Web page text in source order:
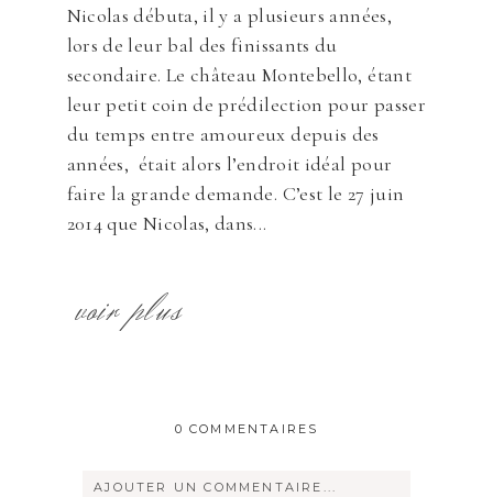
Nicolas débuta, il y a plusieurs années,
lors de leur bal des finissants du
secondaire. Le château Montebello, étant
leur petit coin de prédilection pour passer
du temps entre amoureux depuis des
années, était alors l’endroit idéal pour
faire la grande demande. C’est le 27 juin
2014 que Nicolas, dans...
voir plus
0 COMMENTAIRES
AJOUTER UN COMMENTAIRE...